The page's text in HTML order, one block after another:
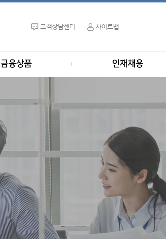
고객상담센터 사이트맵
금융상품 인재채용